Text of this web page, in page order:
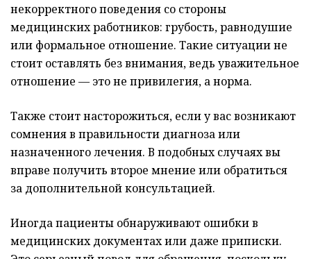
некорректного поведения со стороны
медицинских работников: грубость, равнодушие
или формальное отношение. Такие ситуации не
стоит оставлять без внимания, ведь уважительное
отношение — это не привилегия, а норма.
Также стоит насторожиться, если у вас возникают
сомнения в правильности диагноза или
назначенного лечения. В подобных случаях вы
вправе получить второе мнение или обратиться
за дополнительной консультацией.
Иногда пациенты обнаруживают ошибки в
медицинских документах или даже приписки.